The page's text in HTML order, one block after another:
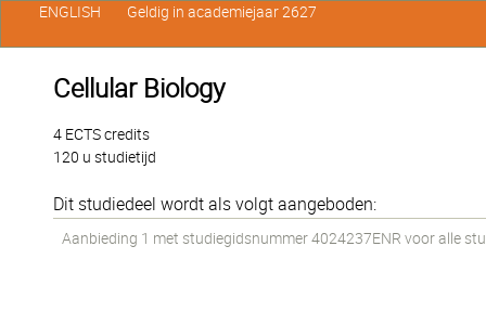
Cellular Biology
4 ECTS credits
120 u studietijd
Dit studiedeel wordt als volgt aangeboden:
Aanbieding 1 met studiegidsnummer 4024237ENR voor alle
ENGLISH Geldig in academiejaar 2627